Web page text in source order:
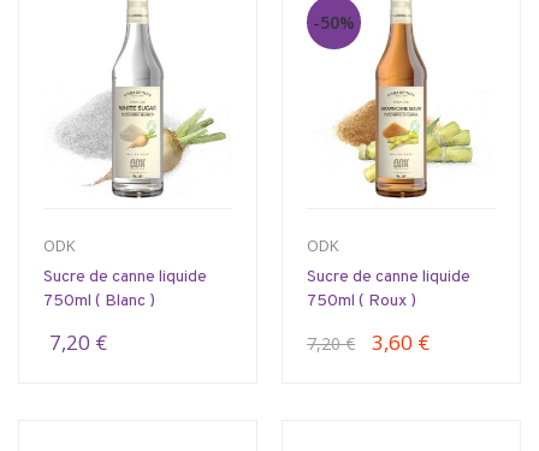
ODK
Sucre de canne liquide
750ml ( Blanc )
7,20 €
-50%
ODK
Sucre de canne liquide
750ml ( Roux )
7,20 € 3,60 €